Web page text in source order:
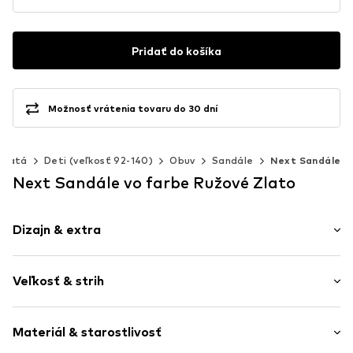
Pridať do košíka
Možnosť vrátenia tovaru do 30 dní
Deti (veľkosť 92-140) Obuv Sandále Next Sandále
Next Sandále vo farbe Ružové Zlato
Dizajn & extra
Eko koža
Otvorená špička
Nastaviteľný popruh
Veľkosť & strih
Materiál & starostlivosť